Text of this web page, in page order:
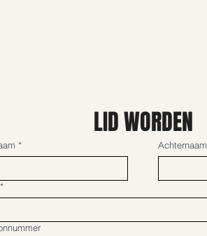
LID WORDEN
* Achternaam
*